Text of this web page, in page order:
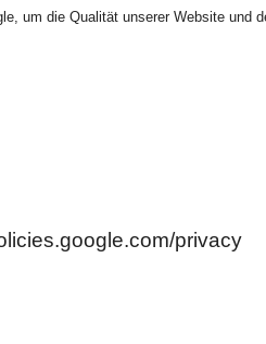
um die Qualität unserer Website
privacy